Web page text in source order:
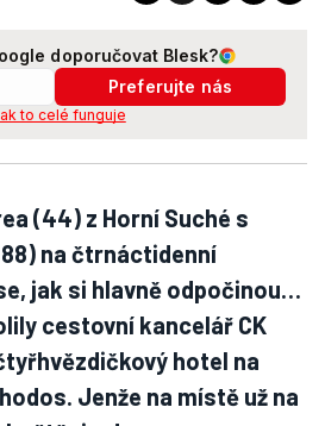
doporučovat Blesk?
Preferujte nás
to celé funguje
(44) z Horní Suché s
na čtrnáctidenní
jak si hlavně odpočinou…
cestovní kancelář CK
hotel na
Jenže na místě už na